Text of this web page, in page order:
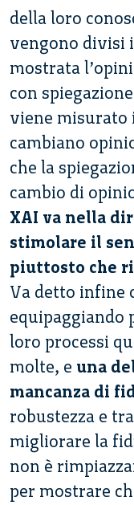
della loro
vengono divisi
mostrata
con
viene misurato
cambiano
che la
cambio di
XAI va nella
stimolare il
piuttosto che
Va detto infine
equipaggiando
loro processi
molte, e una
mancanza di
robustezza e
migliorare la
non è
per mostrare